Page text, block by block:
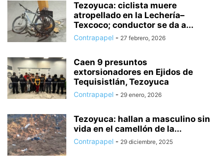
Tezoyuca: ciclista muere
atropellado en la Lechería–
Texcoco; conductor se da a...
Contrapapel - 27 febrero, 2026
Caen 9 presuntos
extorsionadores en Ejidos de
Tequisistlán, Tezoyuca
Contrapapel - 29 enero, 2026
Tezoyuca: hallan a masculino sin
vida en el camellón de la...
Contrapapel - 29 diciembre, 2025